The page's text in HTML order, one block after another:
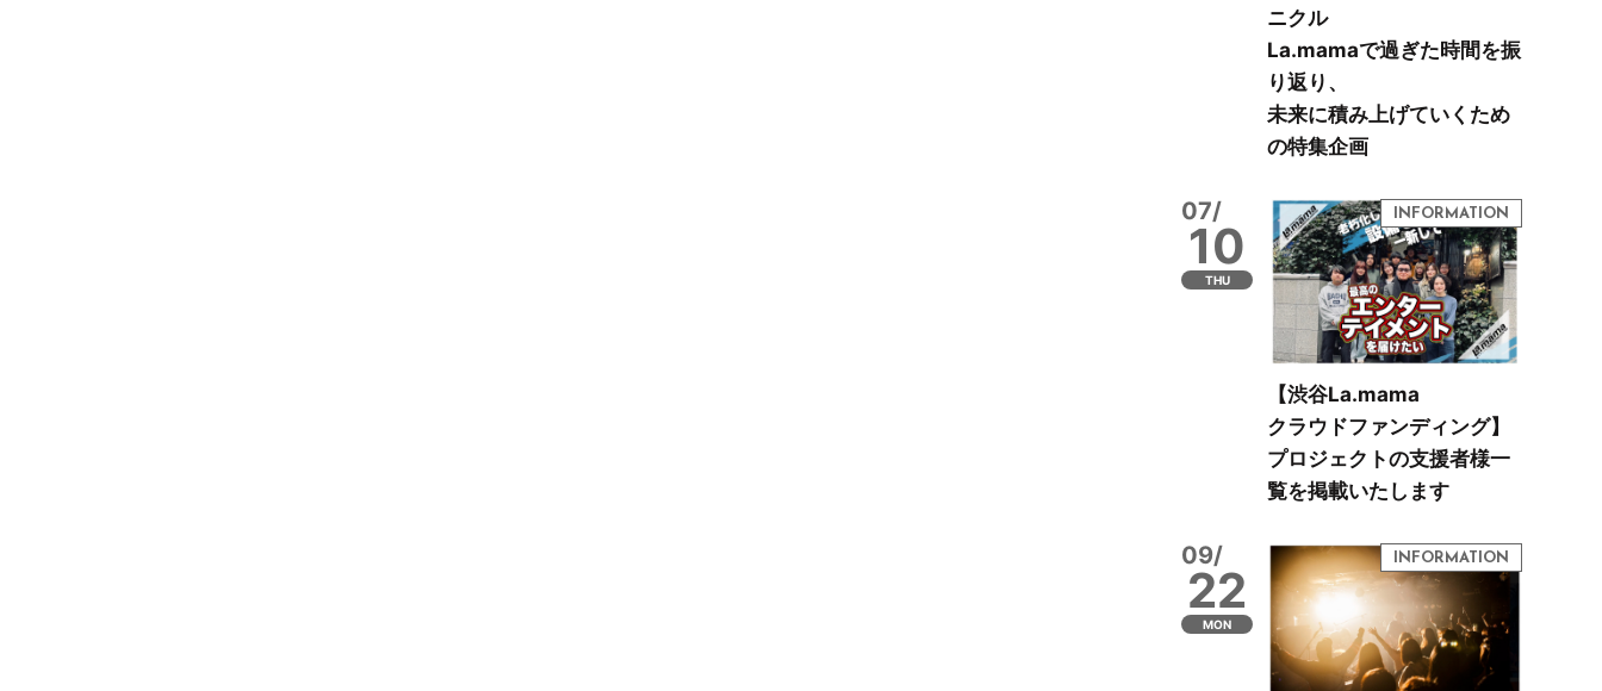
ニクル
La.mamaで過ぎた時間を振
り返り、
未来に積み上げていくため
の特集企画
07/
10
THU
【渋谷La.mama
クラウドファンディング】
プロジェクトの支援者様一
覧を掲載いたします
09/
22
MON